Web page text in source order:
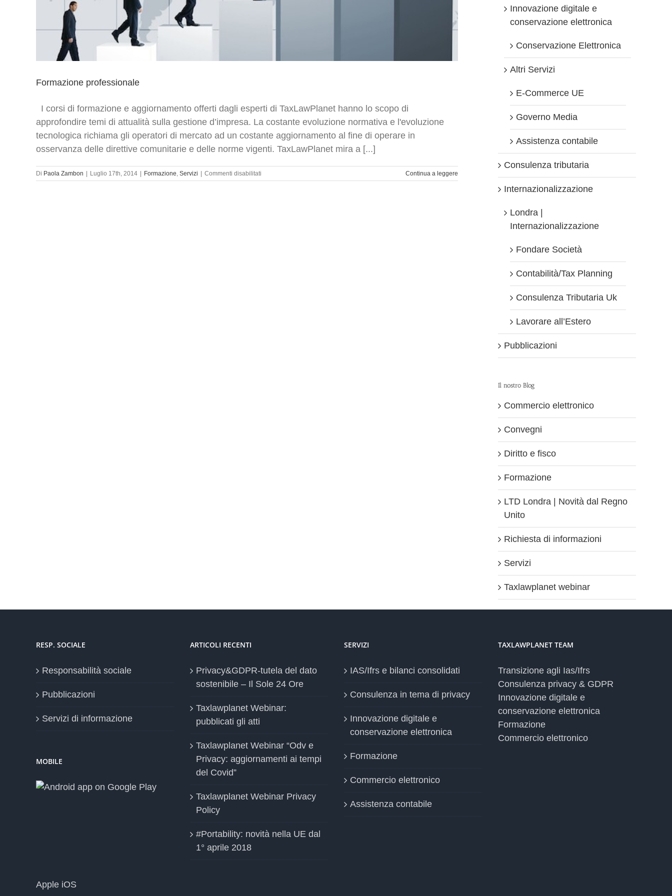
Formazione professionale
I corsi di formazione e aggiornamento offerti dagli esperti di TaxLawPlanet hanno lo scopo di
approfondire temi di attualità sulla gestione d’impresa. La costante evoluzione normativa e l'evoluzione
tecnologica richiama gli operatori di mercato ad un costante aggiornamento al fine di operare in
osservanza delle direttive comunitarie e delle norme vigenti. TaxLawPlanet mira a [...]
Di Paola Zambon | Luglio 17th, 2014 | Formazione Servizi | Commenti disabilitati
Formazione
Continua a leggere
Innovazione digitale e
conservazione elettronica
Conservazione Elettronica
Altri Servizi
E-Commerce UE
Governo Media
Assistenza contabile
Consulenza tributaria
Internazionalizzazione
Londra |
Internazionalizzazione
Fondare Società
Contabilità/Tax Planning
Consulenza Tributaria Uk
Lavorare all’Estero
Pubblicazioni
Il nostro Blog
Commercio elettronico
Convegni
Diritto e fisco
Formazione
LTD Londra | Novità dal Regno
Unito
Richiesta di informazioni
Servizi
Taxlawplanet webinar
RESP. SOCIALE
Responsabilità sociale
Pubblicazioni
Servizi di informazione
MOBILE
Apple iOS
ARTICOLI RECENTI
Privacy&GDPR-tutela del dato
sostenibile – Il Sole 24 Ore
Taxlawplanet Webinar:
pubblicati gli atti
Taxlawplanet Webinar “Odv e
Privacy: aggiornamenti ai tempi
del Covid”
Taxlawplanet Webinar Privacy
Policy
#Portability: novità nella UE dal
1° aprile 2018
SERVIZI
IAS/Ifrs e bilanci consolidati
Consulenza in tema di privacy
Innovazione digitale e
conservazione elettronica
Formazione
Commercio elettronico
Assistenza contabile
TAXLAWPLANET TEAM
Transizione agli Ias/Ifrs
Consulenza privacy & GDPR
Innovazione digitale e
conservazione elettronica
Formazione
Commercio elettronico